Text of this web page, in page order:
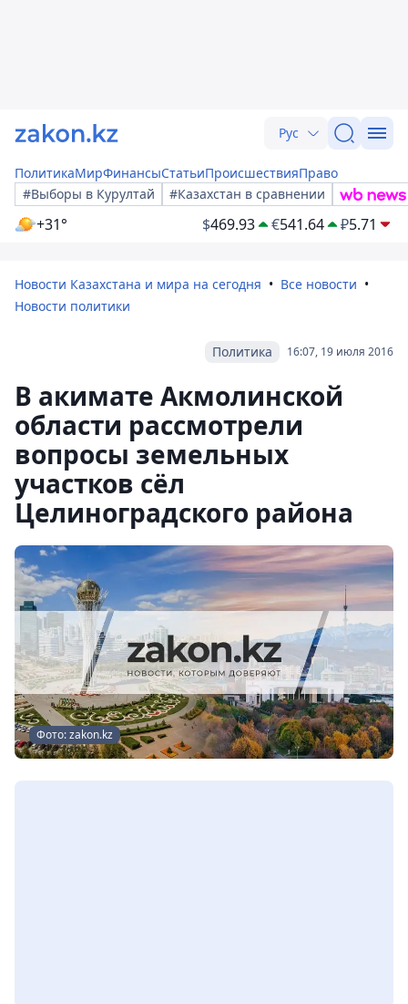
Рус
ПолитикаМирФинансыСтатьиПроисшествияПраво
#Выборы в Курултай
#Казахстан в сравнении
+31° $469.93 €541.64 ₽5.71
Новости Казахстана и мира на сегодня
Все новости
Новости политики
16:07, 19 июля 2016
Политика
В акимате Акмолинской
области рассмотрели
вопросы земельных
участков сёл
Целиноградского района
Фото: zakon.kz